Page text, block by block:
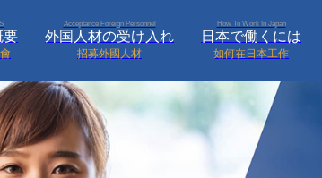
要
Acceptance Foreign Personnel
外国人材の受け入れ
招募外國人材
How To Work In Japan
日本で働くには
如何在日本工作